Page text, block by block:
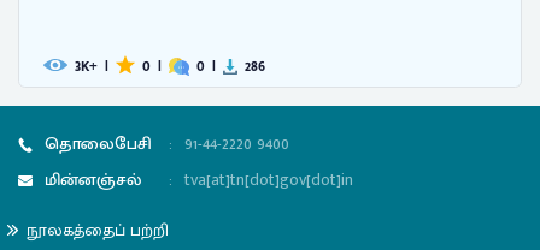
3K+ | 0 | 0 | 286
தொலைபேசி : 91-44-2220 9400
மின்னஞ்சல்
: tva[at]tn[dot]gov[dot]in
நூலகத்தைப் பற்றி